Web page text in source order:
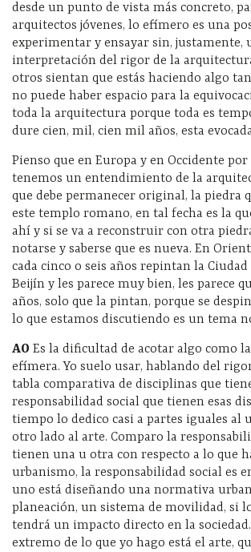
desde un punto de vista más concreto,
arquitectos jóvenes, lo efímero es una
experimentar y ensayar sin, justamente,
interpretación del rigor de la
otros sientan que estás haciendo algo
no puede haber espacio para la
toda la arquitectura porque toda es
dure cien, mil, cien mil años, esta
Pienso que en Europa y en Occidente
tenemos un entendimiento de la
que debe permanecer original, la piedra
este templo romano, en tal fecha es la
ahí y si se va a reconstruir con otra
notarse y saberse que es nueva. En
cada cinco o seis años repintan la
Beijín y les parece muy bien, les parece
años, solo que la pintan, porque se
lo que estamos discutiendo es un tema
AO Es la dificultad de acotar algo como
efímera. Yo suelo usar, hablando del
tabla comparativa de disciplinas que
responsabilidad social que tienen esas
tiempo lo dedico casi a partes iguales al
otro lado al arte. Comparo la
tienen una u otra con respecto a lo que
urbanismo, la responsabilidad social es
uno está diseñando una normativa
planeación, un sistema de movilidad, si
tendrá un impacto directo en la
extremo de lo que yo hago está el arte,